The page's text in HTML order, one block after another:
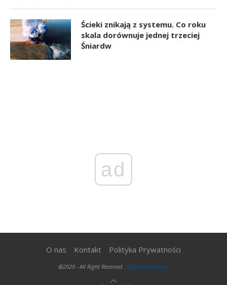
Ścieki znikają z systemu. Co roku
skala dorównuje jednej trzeciej
Śniardw
ad
O nas Kontakt Polityka Prywatności
@2020 - All Right Reserved. 300gospodarka.pl